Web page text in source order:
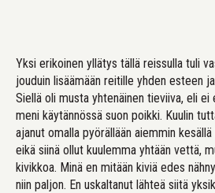
Yksi erikoinen yllätys tällä reissulla tuli
jouduin lisäämään reitille yhden esteen
Siellä oli musta yhtenäinen tieviiva, eli
meni käytännössä suon poikki. Kuulin
ajanut omalla pyörällään aiemmin
eikä siinä ollut kuulemma yhtään vettä,
kivikkoa. Minä en mitään kiviä edes
niin paljon. En uskaltanut lähteä siitä